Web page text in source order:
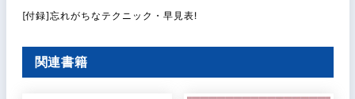
[付録]忘れがちなテクニック・早見表!
関連書籍